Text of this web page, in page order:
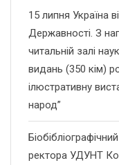
15 липня Україна
Державності. З
читальній залі
видань (350 кім)
ілюстративну
народ”
ректора УДУНТ